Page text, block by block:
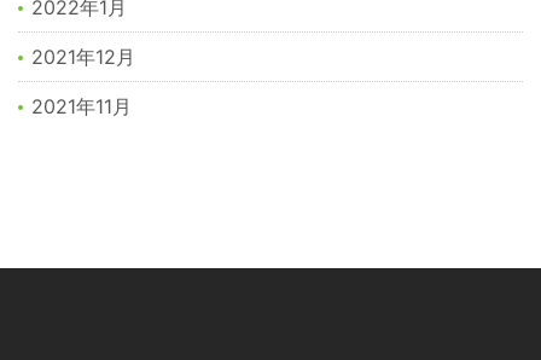
2022年1月
2021年12月
2021年11月